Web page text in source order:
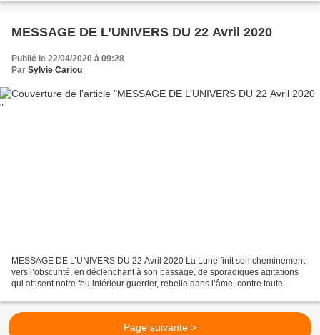
MESSAGE DE L’UNIVERS DU 22 Avril 2020
Publié le 22/04/2020 à 09:28
Par Sylvie Cariou
MESSAGE DE L’UNIVERS DU 22 Avril 2020 La Lune finit son cheminement
vers l’obscurité, en déclenchant à son passage, de sporadiques agitations
qui attisent notre feu intérieur guerrier, rebelle dans l’âme, contre toute
Page suivante >